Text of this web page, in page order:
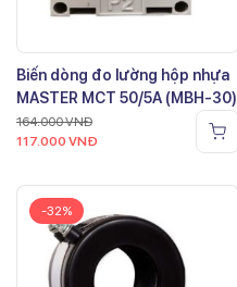
Biến dòng đo lường hộp nhựa
MASTER MCT 50/5A (MBH-30)
164.000VNĐ
117.000 VNĐ
-32%